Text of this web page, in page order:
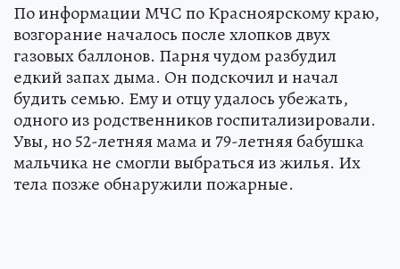
По информации МЧС по Красноярскому краю,
возгорание началось после хлопков двух
газовых баллонов. Парня чудом разбудил
едкий запах дыма. Он подскочил и начал
будить семью. Ему и отцу удалось убежать,
одного из родственников госпитализировали.
Увы, но 52-летняя мама и 79-летняя бабушка
мальчика не смогли выбраться из жилья. Их
тела позже обнаружили пожарные.